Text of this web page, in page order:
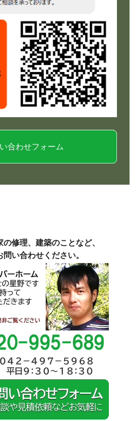
合わせフォーム
の修理、建築のことなど、
問い合わせください。